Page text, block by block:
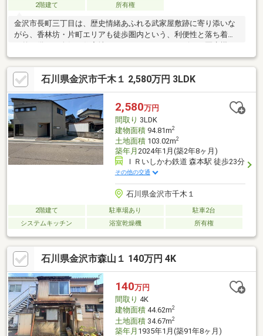
2階建て 所有権
金沢市長町三丁目は、歴史情緒あふれる武家屋敷跡に寄り添いな
がら、香林坊・片町エリアも徒歩圏内という、利便性と落ち着き
関、金融機関など生活に必要な施設が身近に揃い、毎日の暮らし
も快適。金沢駅方面へのアクセスも良好で、バス便も充実してい
ます。兼六園や金沢２１世紀美術館など文化施設へも気軽に足を
運べるため、休日には金沢らしい街歩きを楽しめる贅沢なロケー
ション。歴史ある街並みと都市機能が融合した、永く住み続けた
い住環境です。
石川県金沢市千木１ 2,580万円 3LDK
2,580万円
間取り 3LDK
建物面積94.81m2
土地面積103.02m2
築年月 2024年1月(築2年8ヶ月)
ＩＲいしかわ鉄道 森本駅 徒歩23分
その他の交通
石川県金沢市千木１
2階建て 駐車場あり
駐車2台
システムキッチン
浴室乾燥機 所有権
石川県金沢市森山１ 140万円 4K
140万円
間取り 4K
建物面積44.62m2
土地面積34.67m2
築年月 1935年1月(築91年8ヶ月)